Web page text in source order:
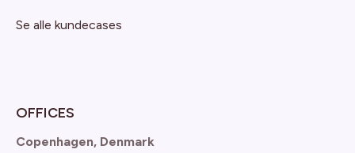
Se alle kundecases
OFFICES
Copenhagen, Denmark